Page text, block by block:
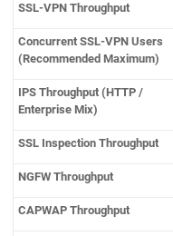
SSL-VPN Throughput
Concurrent SSL-VPN Users
(Recommended Maximum)
IPS Throughput (HTTP /
Enterprise Mix)
SSL Inspection Throughput
NGFW Throughput
CAPWAP Throughput